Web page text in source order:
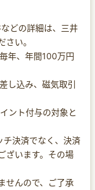
どの詳細は、三井
い。
年、年間100万円
し込み、磁気取引
ント付与の対象と
チ決済でなく、決済
ざいます。その場
せんので、ご了承